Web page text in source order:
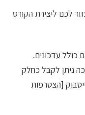
לכם ליצירת הקורס
ניתן לקבל כחלק
[הצטרפות